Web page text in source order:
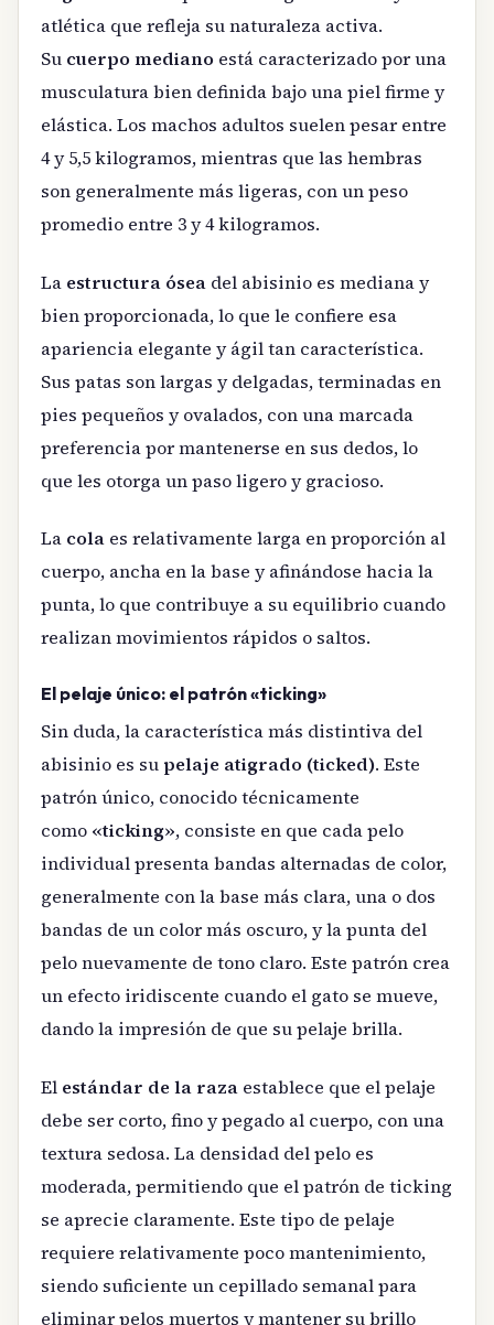
atlética que refleja su naturaleza activa.
Su cuerpo mediano está caracterizado por una
musculatura bien definida bajo una piel firme y
elástica. Los machos adultos suelen pesar entre
4 y 5,5 kilogramos, mientras que las hembras
son generalmente más ligeras, con un peso
promedio entre 3 y 4 kilogramos.
La estructura ósea del abisinio es mediana y
bien proporcionada, lo que le confiere esa
apariencia elegante y ágil tan característica.
Sus patas son largas y delgadas, terminadas en
pies pequeños y ovalados, con una marcada
preferencia por mantenerse en sus dedos, lo
que les otorga un paso ligero y gracioso.
La cola es relativamente larga en proporción al
cuerpo, ancha en la base y afinándose hacia la
punta, lo que contribuye a su equilibrio cuando
realizan movimientos rápidos o saltos.
El pelaje único: el patrón «ticking»
Sin duda, la característica más distintiva del
abisinio es su pelaje atigrado (ticked). Este
patrón único, conocido técnicamente
como «ticking», consiste en que cada pelo
individual presenta bandas alternadas de color,
generalmente con la base más clara, una o dos
bandas de un color más oscuro, y la punta del
pelo nuevamente de tono claro. Este patrón crea
un efecto iridiscente cuando el gato se mueve,
dando la impresión de que su pelaje brilla.
El estándar de la raza establece que el pelaje
debe ser corto, fino y pegado al cuerpo, con una
textura sedosa. La densidad del pelo es
moderada, permitiendo que el patrón de ticking
se aprecie claramente. Este tipo de pelaje
requiere relativamente poco mantenimiento,
siendo suficiente un cepillado semanal para
eliminar pelos muertos y mantener su brillo